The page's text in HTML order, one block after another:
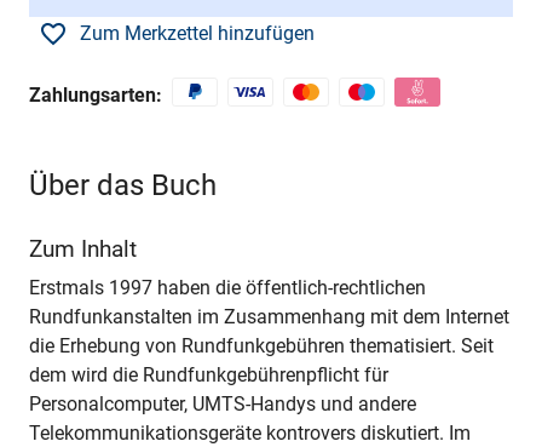
Zum Merkzettel hinzufügen
Zahlungsarten:
Über das Buch
Zum Inhalt
Erstmals 1997 haben die öffentlich-rechtlichen
Rundfunkanstalten im Zusammenhang mit dem Internet
die Erhebung von Rundfunkgebühren thematisiert. Seit
dem wird die Rundfunkgebührenpflicht für
Personalcomputer, UMTS-Handys und andere
Telekommunikationsgeräte kontrovers diskutiert. Im